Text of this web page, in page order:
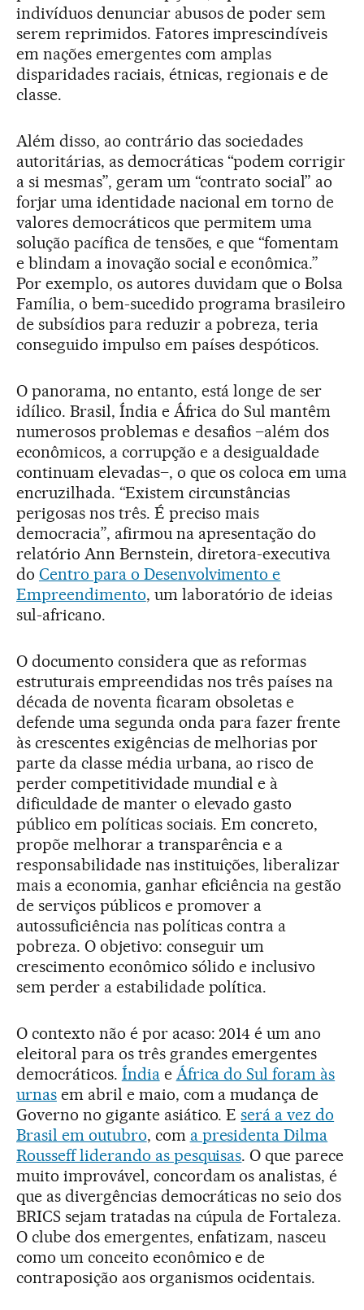
indivíduos denunciar abusos de poder sem
serem reprimidos. Fatores imprescindíveis
em nações emergentes com amplas
disparidades raciais, étnicas, regionais e de
classe.
Além disso, ao contrário das sociedades
autoritárias, as democráticas “podem corrigir
a si mesmas”, geram um “contrato social” ao
forjar uma identidade nacional em torno de
valores democráticos que permitem uma
solução pacífica de tensões, e que “fomentam
e blindam a inovação social e econômica.”
Por exemplo, os autores duvidam que o Bolsa
Família, o bem-sucedido programa brasileiro
de subsídios para reduzir a pobreza, teria
conseguido impulso em países despóticos.
O panorama, no entanto, está longe de ser
idílico. Brasil, Índia e África do Sul mantêm
numerosos problemas e desafios –além dos
econômicos, a corrupção e a desigualdade
continuam elevadas–, o que os coloca em uma
encruzilhada. “Existem circunstâncias
perigosas nos três. É preciso mais
democracia”, afirmou na apresentação do
relatório Ann Bernstein, diretora-executiva
do Centro para o Desenvolvimento e
Empreendimento, um laboratório de ideias
sul-africano.
O documento considera que as reformas
estruturais empreendidas nos três países na
década de noventa ficaram obsoletas e
defende uma segunda onda para fazer frente
às crescentes exigências de melhorias por
parte da classe média urbana, ao risco de
perder competitividade mundial e à
dificuldade de manter o elevado gasto
público em políticas sociais. Em concreto,
propõe melhorar a transparência e a
responsabilidade nas instituições, liberalizar
mais a economia, ganhar eficiência na gestão
de serviços públicos e promover a
autossuficiência nas políticas contra a
pobreza. O objetivo: conseguir um
crescimento econômico sólido e inclusivo
sem perder a estabilidade política.
O contexto não é por acaso: 2014 é um ano
eleitoral para os três grandes emergentes
democráticos. Índiae África do Sul foram às
urnasem abril e maio, com a mudança de
Governo no gigante asiático. Eserá a vez do
Brasil em outubro, com a presidenta Dilma
Rousseff liderando as pesquisas. O que parece
muito improvável, concordam os analistas, é
que as divergências democráticas no seio dos
BRICS sejam tratadas na cúpula de Fortaleza.
O clube dos emergentes, enfatizam, nasceu
como um conceito econômico e de
contraposição aos organismos ocidentais.